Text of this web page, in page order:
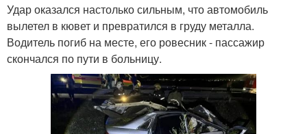
Удар оказался настолько сильным, что автомобиль
вылетел в кювет и превратился в груду металла.
Водитель погиб на месте, его ровесник - пассажир
скончался по пути в больницу.